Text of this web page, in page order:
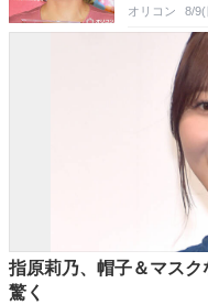
オリコン 8/9(
指原莉乃、帽子＆マス
驚く